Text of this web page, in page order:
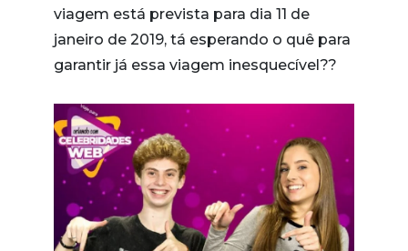
viagem está prevista para dia 11 de
janeiro de 2019, tá esperando o quê para
garantir já essa viagem inesquecível??